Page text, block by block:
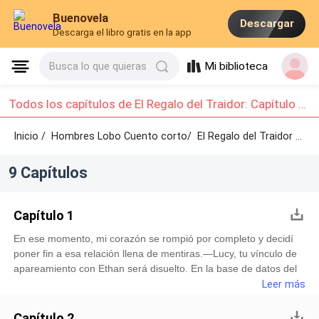
Buenovela
Descarga el libro gratis en la app
Descargar
Busca lo que quieras Mi biblioteca
Todos los capítulos de El Regalo del Traidor: Capítulo 1 - Capítulo 9
Inicio / Hombres Lobo Cuento corto/El Regalo del Traidor /
9 Capítulos
Capítulo 1
En ese momento, mi corazón se rompió por completo y decidí
poner fin a esa relación llena de mentiras.—Lucy, tu vínculo de
apareamiento con Ethan será disuelto. En la base de datos del
registro lobuno, toda tu información será borrada. Él ya no
arrodillé con devoción frente a la estatua de la Diosa de la Luna:
Leer más